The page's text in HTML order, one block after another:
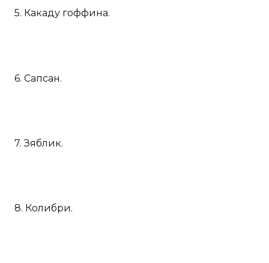
5. Какаду гоффина.
6. Сапсан.
7. Зяблик.
8. Колибри.